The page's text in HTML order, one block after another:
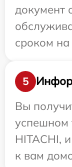
документ
сроком
5
Вы
успешном
HITACHI,
к вам